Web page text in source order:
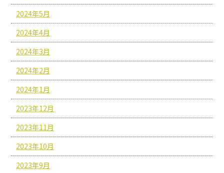
2024年5月
2024年4月
2024年3月
2024年2月
2024年1月
2023年12月
2023年11月
2023年10月
2023年9月